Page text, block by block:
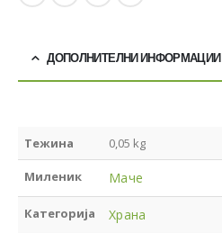
ДОПОЛНИТЕЛНИ ИНФОРМАЦИИ
Тежина 0,05 kg
Миленик Маче
Категорија Храна